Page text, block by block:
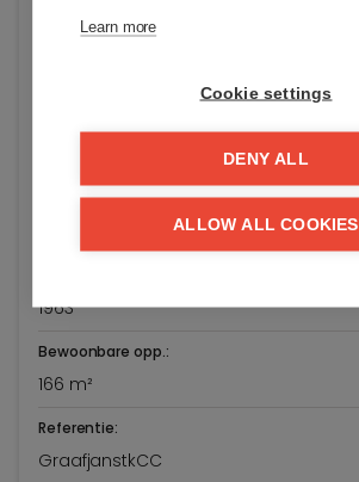
Adres:
Vraagprijs:
1963
Bewoonbare opp.:
166 m²
Referentie:
GraafjanstkCC
Learn more
Cookie settings
DENY ALL
ALLOW ALL COOKIES